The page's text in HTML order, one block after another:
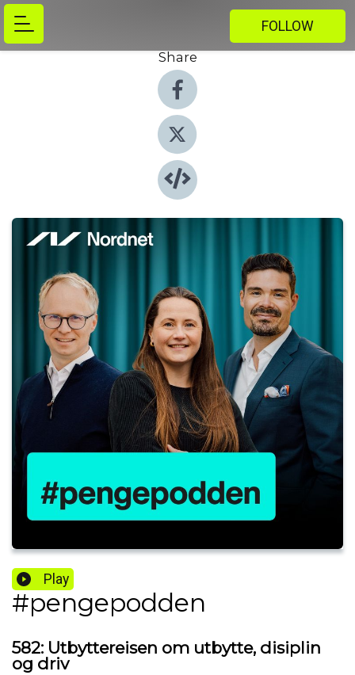
FOLLOW
Share
Play
#pengepodden
582: Utbyttereisen om utbytte, disiplin
og driv